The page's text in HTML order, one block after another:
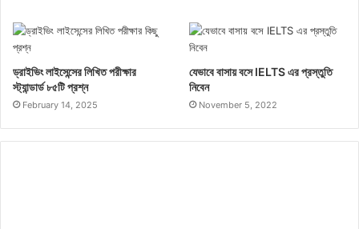
ড্রাইভিং লাইসেন্সের লিখিত পরীক্ষার
স্ট্যান্ডার্ড ৮৫টি প্রশ্ন
February 14, 2025
0%
যেভাবে বাসায় বসে IELTS এর প্রস্তুতি
নিবেন
November 5, 2022